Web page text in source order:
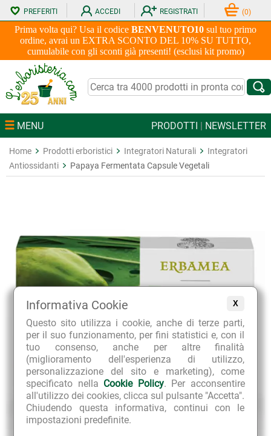
X
Informativa Cookie
Questo sito utilizza i cookie, anche di terze parti,
per il suo funzionamento, per fini statistici e, con il
tuo consenso, anche per altre finalità
(miglioramento dell'esperienza di utilizzo,
personalizzazione del sito e marketing), come
specificato nella Cookie Policy. Per acconsentire
all'utilizzo dei cookies, clicca sul pulsante "Accetta".
Chiudendo questa informativa, continui con le
impostazioni predefinite.
Prima volta qui? Usa il codice BENVENUTO10 sul tuo primo
ordine, avrai un EXTRA SCONTO DEL 10% SU TUTTO,
cumulabile con gli sconti già presenti! (esclusi kit promo)
PREFERITI ACCEDI REGISTRATI (0)
MENU PRODOTTI | NEWSLETTER
Home Prodotti erboristici Integratori Naturali
Integratori
Antiossidanti
Papaya Fermentata Capsule Vegetali